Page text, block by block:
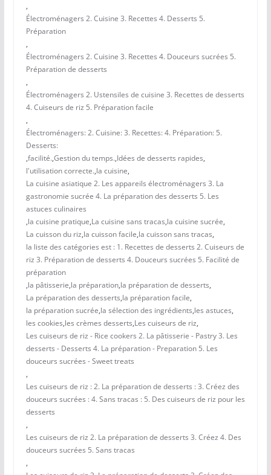
,
Électroménagers 2. Cuisine 3. Recettes 4. Desserts 5.
Préparation
,
Électroménagers 2. Cuisine 3. Recettes 4. Douceurs sucrées 5.
Préparation de desserts
,
Électroménagers 2. Ustensiles de cuisine 3. Recettes de desserts
4. Cuiseurs de riz 5. Préparation facile
,
Électroménagers: 2. Cuisine: 3. Recettes: 4. Préparation: 5.
Desserts:
,facilité.,Gestion du temps.,Idées de desserts rapides,
l'utilisation correcte.,la cuisine,
La cuisine asiatique 2. Les appareils électroménagers 3. La
gastronomie sucrée 4. La préparation des desserts 5. Les
astuces culinaires
,la cuisine pratique,La cuisine sans tracas,la cuisine sucrée,
La cuisson du riz,la cuisson facile,la cuisson sans tracas,
la liste des catégories est : 1. Recettes de desserts 2. Cuiseurs de
riz 3. Préparation de desserts 4. Douceurs sucrées 5. Facilité de
préparation
,la pâtisserie,la préparation,la préparation de desserts,
La préparation des desserts,la préparation facile,
la préparation sucrée,la sélection des ingrédients,les astuces,
les cookies,les crèmes desserts,Les cuiseurs de riz,
Les cuiseurs de riz - Rice cookers 2. La pâtisserie - Pastry 3. Les
desserts - Desserts 4. La préparation - Preparation 5. Les
douceurs sucrées - Sweet treats
,
Les cuiseurs de riz : 2. La préparation de desserts : 3. Créez des
douceurs sucrées : 4. Sans tracas : 5. Des cuiseurs de riz pour les
desserts
,
Les cuiseurs de riz 2. La préparation de desserts 3. Créez 4. Des
douceurs sucrées 5. Sans tracas
,